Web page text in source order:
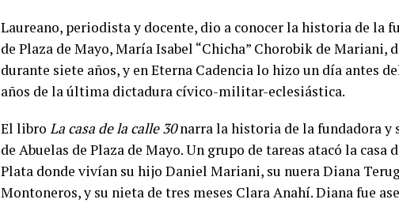
Laureano, periodista y docente, dio a conocer la historia de la
de Plaza de Mayo, María Isabel “Chicha” Chorobik de Mariani,
durante siete años, y en Eterna Cadencia lo hizo un día antes
años de la última dictadura cívico-militar-eclesiástica.
El libro La casa de la calle 30narra la historia de la fundadora y
de Abuelas de Plaza de Mayo. Un grupo de tareas atacó la casa
Plata donde vivían su hijo Daniel Mariani, su nuera Diana
Montoneros, y su nieta de tres meses Clara Anahí. Diana fue